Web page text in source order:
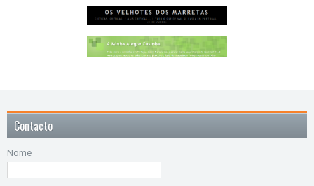
Contacto
Nome